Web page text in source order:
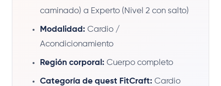
caminado) a Experto (Nivel 2 con salto)
Modalidad: Cardio /
Acondicionamiento
Región corporal: Cuerpo completo
Categoría de quest FitCraft: Cardio